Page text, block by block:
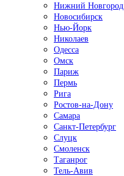
Нижний Новгород
Новосибирск
Нью-Йорк
Николаев
Одесса
Омск
Париж
Пермь
Рига
Ростов-на-Дону
Самара
Санкт-Петербург
Слуцк
Смоленск
Таганрог
Тель-Авив